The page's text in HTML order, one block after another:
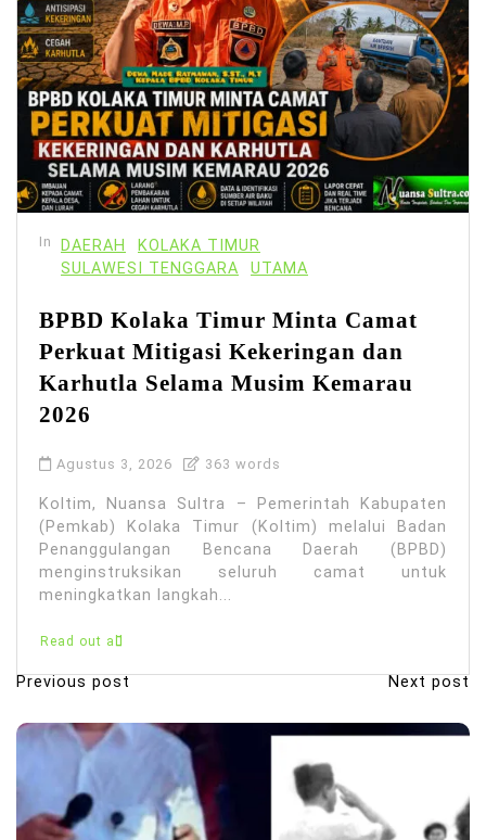
In DAERAH
KOLAKA TIMUR
SULAWESI TENGGARA
UTAMA
BPBD Kolaka Timur Minta Camat
Perkuat Mitigasi Kekeringan dan
Karhutla Selama Musim Kemarau
2026
Agustus 3, 2026 363 words
Koltim, Nuansa Sultra – Pemerintah Kabupaten
(Pemkab) Kolaka Timur (Koltim) melalui Badan
Penanggulangan Bencana Daerah (BPBD)
menginstruksikan seluruh camat untuk
meningkatkan langkah...
Read out all
N
a
i
g
Previous post Next post